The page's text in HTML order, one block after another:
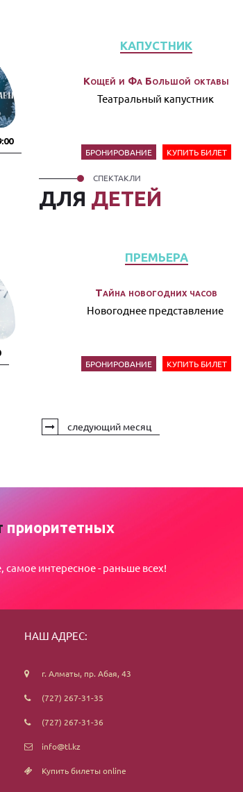
КАПУСТНИК
Кощей и Фа Большой октавы
Театральный капустник
БРОНИРОВАНИЕ КУПИТЬ БИЛЕТ
ДЛЯ ДЕТЕЙ
СПЕКТАКЛИ
ПРЕМЬЕРА
Тайна новогодних часов
Новогоднее представление
БРОНИРОВАНИЕ КУПИТЬ БИЛЕТ
следующий месяц
приоритетных
интересное - раньше всех!
НАШ АДРЕС:
г. Алматы, пр. Абая, 43
(727) 267-31-35
(727) 267-31-36
info@tl.kz
Купить билеты online